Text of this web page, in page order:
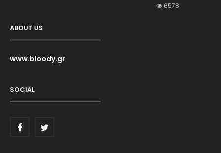
6578
ABOUT US
www.bloody.gr
SOCIAL